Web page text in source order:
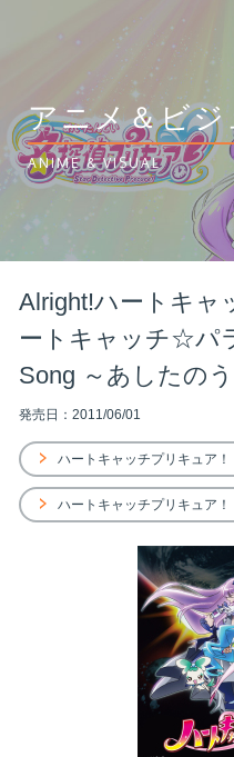
アニメ＆ビ
ANIME & VISUAL
Alright!ハートキャ
ートキャッチ☆パ
Song ～あしたのう
発売日：2011/06/01
ハートキャッチプリキュア！
ハートキャッチプリキュア